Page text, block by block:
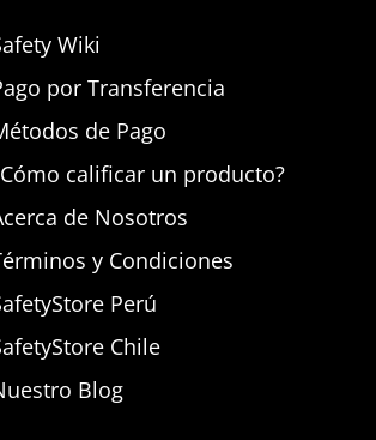
Wiki
por Transferencia
de Pago
calificar un producto?
de Nosotros
y Condiciones
Perú
Chile
Blog